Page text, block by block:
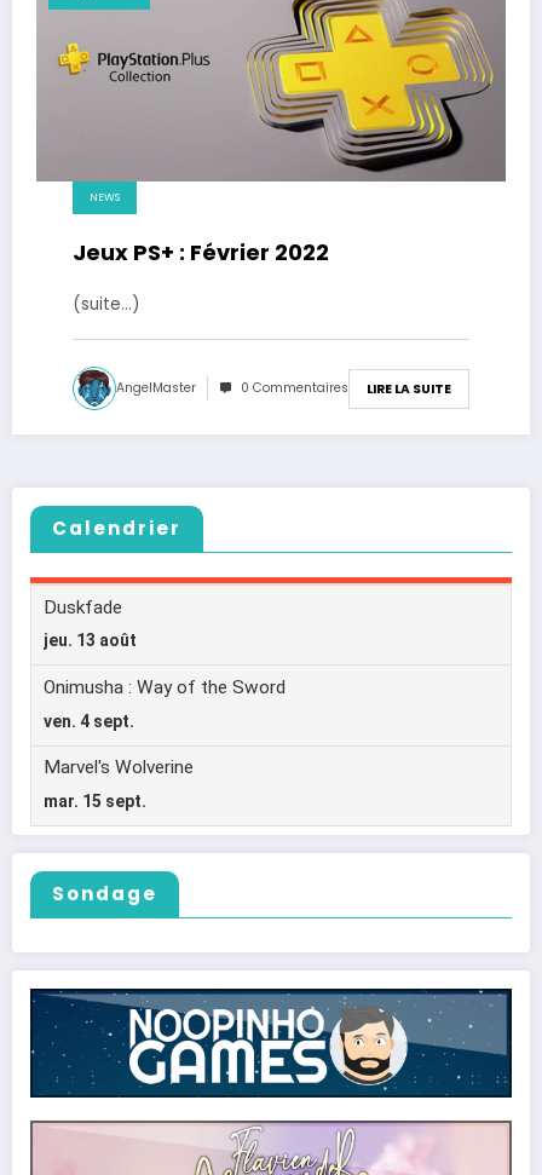
NEWS
Jeux PS+ : Février 2022
(suite…)
AngelMaster 0 Commentaires LIRE LA SUITE
Calendrier
Sondage